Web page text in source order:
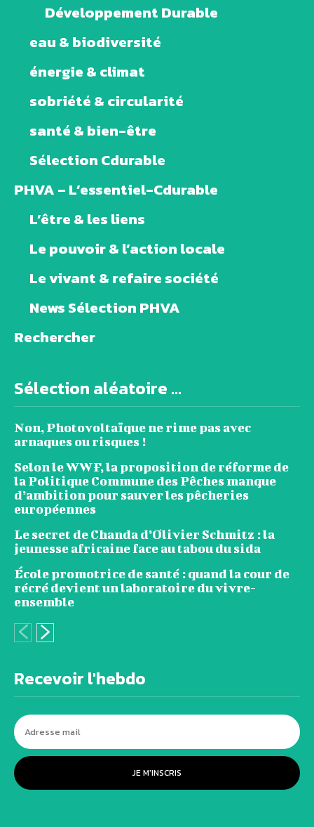
Développement Durable
eau & biodiversité
énergie & climat
sobriété & circularité
santé & bien-être
Sélection Cdurable
PHVA – L’essentiel-Cdurable
L’être & les liens
Le pouvoir & l’action locale
Le vivant & refaire société
News Sélection PHVA
Rechercher
Sélection aléatoire ...
Non, Photovoltaïque ne rime pas avec
arnaques ou risques !
Selon le WWF, la proposition de réforme de
la Politique Commune des Pêches manque
d’ambition pour sauver les pêcheries
européennes
Le secret de Chanda d’Olivier Schmitz : la
jeunesse africaine face au tabou du sida
École promotrice de santé : quand la cour de
récré devient un laboratoire du vivre-
ensemble
Recevoir l'hebdo
JE M'INSCRIS